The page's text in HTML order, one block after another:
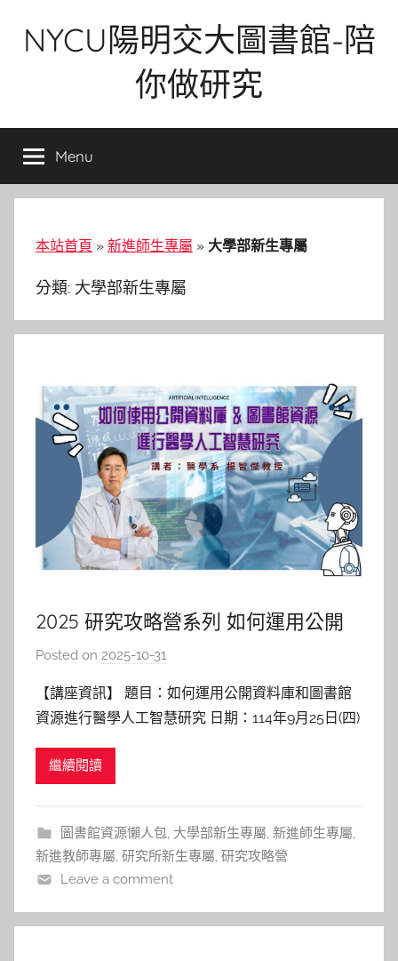
NYCU陽明交大圖書館-陪
你做研究
Menu
本站首頁 » 新進師生專屬 » 大學部新生專屬
分類: 大學部新生專屬
2025 研究攻略營系列 如何運用公開
資料庫和圖書館資源進行醫學人工智
Posted on 2025-10-31
巴
詠
【講座資訊】 題目：如何運用公開資料庫和圖書館
資源進行醫學人工智慧研究 日期：114年9月25日(四)
者：楊智傑 教授 醫學系 【講座紀實】 一開場，楊老
繼續閱讀
圖書館資源懶人包, 大學部新生專屬, 新進師生專屬,
新進教師專屬, 研究所新生專屬, 研究攻略營
Leave a comment